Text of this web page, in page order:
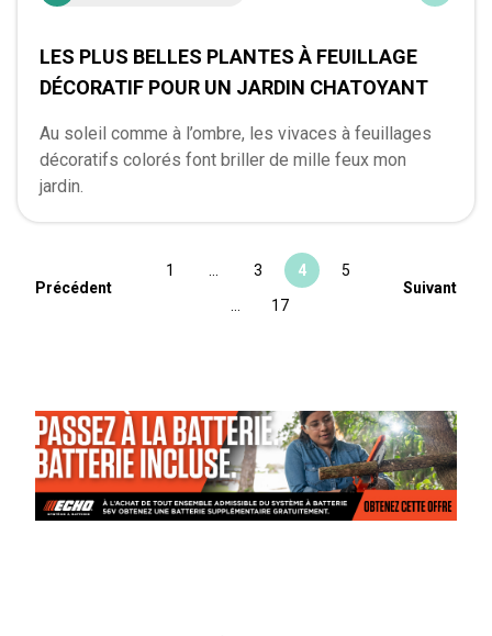
LES PLUS BELLES PLANTES À FEUILLAGE
DÉCORATIF POUR UN JARDIN CHATOYANT
Au soleil comme à l’ombre, les vivaces à feuillages
décoratifs colorés font briller de mille feux mon
jardin.
Précédent
1 … 3 4
5
…
17
Suivant